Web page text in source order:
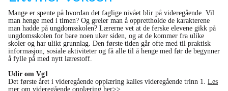
Mange er spente på hvordan det faglige nivået blir på videregående. Vil
man henge med i timen? Og greier man å opprettholde de karakterene
man hadde på ungdomsskolen? Lærerne vet at de ferske elevene gikk på
ungdomsskolen for bare noen uker siden, og at de kommer fra ulike
skoler og har ulikt grunnlag. Den første tiden går ofte med til praktisk
informasjon, sosiale aktiviteter og få alle til å henge med før de begynner
å fylle på med nytt lærestoff.
Udir om Vg1
Det første året i videregående opplæring kalles videregående trinn 1. Les
mer om videregående opplæring her>>